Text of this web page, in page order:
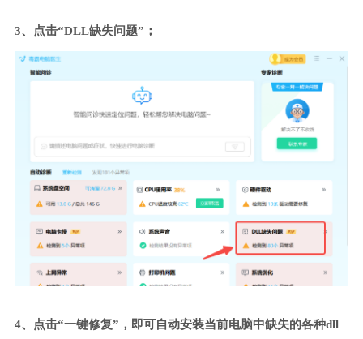
3、点击“DLL缺失问题”；
4、点击“一键修复”，即可自动安装当前电脑中缺失的各种dll